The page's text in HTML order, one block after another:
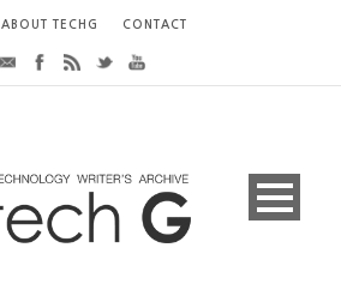
ABOUT TECHG CONTACT